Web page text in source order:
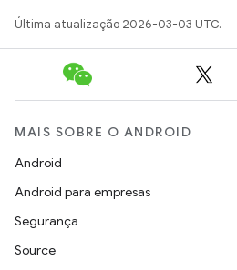
Última atualização 2026-03-03 UTC.
MAIS SOBRE O ANDROID
Android
Android para empresas
Segurança
Source